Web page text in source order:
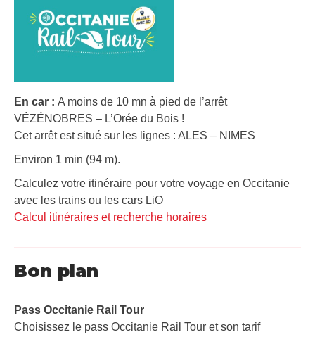
En car : A moins de 10 mn à pied de l’arrêt
VÉZÉNOBRES – L’Orée du Bois !
Cet arrêt est situé sur les lignes : ALES – NIMES
Environ 1 min (94 m).
Calculez votre itinéraire pour votre voyage en Occitanie
avec les trains ou les cars LiO
Calcul itinéraires et recherche horaires
Bon plan
Pass Occitanie Rail Tour​
Choisissez le pass Occitanie Rail Tour et son tarif